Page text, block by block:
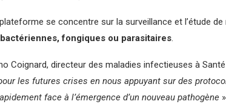
se concentre sur la surveillance et l’étude
fongiques ou parasitaires.
Coignard, directeur des maladies infectieuses à
les futures crises en nous appuyant sur des
face à l’émergence d’un nouveau pathogène